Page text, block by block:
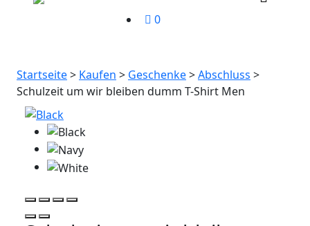
0
Startseite> Kaufen > Geschenke>Abschluss >
Schulzeit um wir bleiben dumm T-Shirt Men